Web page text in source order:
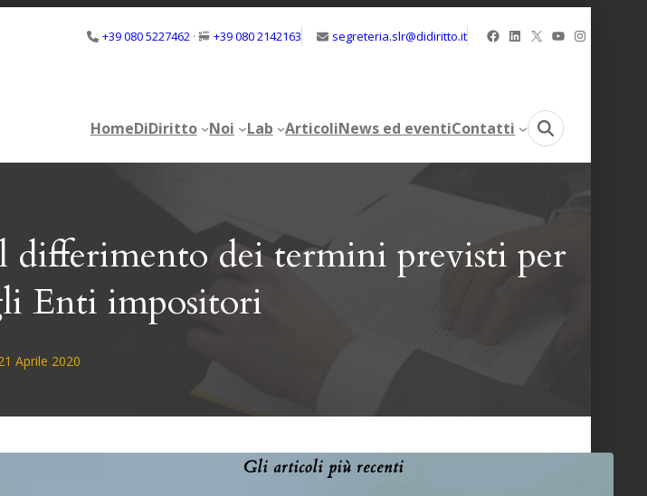
+39 080 5227462 · +39 080 2142163 segreteria.slr@didiritto.it Facebook
LinkedIn
X YouTube
Instagram
HomeDiDiritto Noi Lab ArticoliNews ed eventiContatti
differimento dei termini previsti per
Enti impositori
Aprile 2020
Gli articoli più recenti